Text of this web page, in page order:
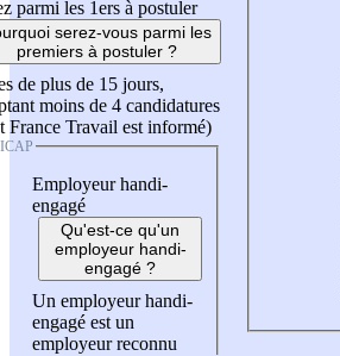
parmi les 1ers à postuler
serez-vous parmi les
premiers à postuler ?
de plus de 15 jours,
moins de 4 candidatures
France Travail est informé)
Employeur handi-
engagé
Qu'est-ce qu'un
employeur handi-
engagé ?
Un employeur handi-
engagé est un
employeur reconnu